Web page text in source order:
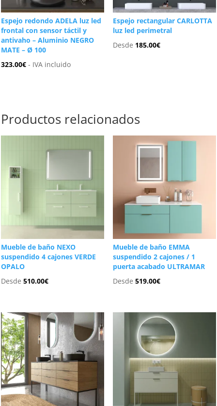
Espejo redondo ADELA luz led
frontal con sensor táctil y
antivaho – Aluminio NEGRO
MATE – Ø 100
323.00€ - IVA incluido
Espejo rectangular CARLOTTA
luz led perimetral
Desde 185.00€
Productos relacionados
Mueble de baño NEXO
suspendido 4 cajones VERDE
OPALO
Desde510.00€
Mueble de baño EMMA
suspendido 2 cajones / 1
puerta acabado ULTRAMAR
Desde 519.00€